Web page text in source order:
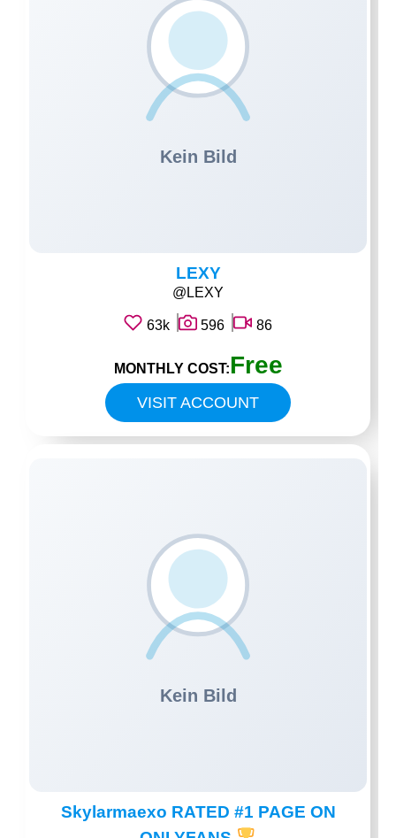
LEXY
@LEXY
63k 596 86
VISIT ACCOUNT
MONTHLY COST:Free
Skylarmaexo RATED #1 PAGE ON